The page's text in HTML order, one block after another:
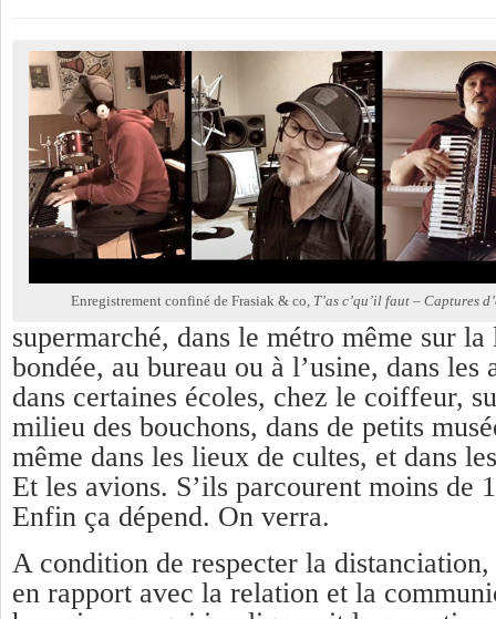
Enregistrement confiné de Frasiak & co, T’as c’qu’il faut – Captures
supermarché, dans le métro même sur
bondée, au bureau ou à l’usine, dans les
dans certaines écoles, chez le coiffeur,
milieu des bouchons, dans de petits
même dans les lieux de cultes, et dans
Et les avions. S’ils parcourent moins de
Enfin ça dépend. On verra.
A condition de respecter la
en rapport avec la relation et la